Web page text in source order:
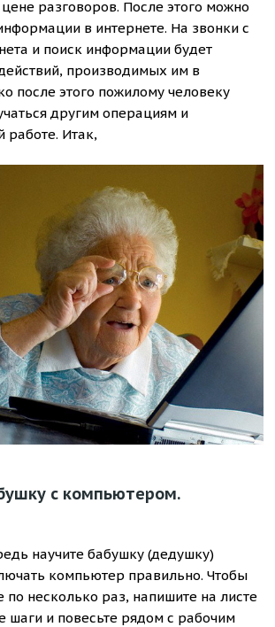
разговоров. После этого можно
в интернете. На звонки с
и поиск информации будет
производимых им в
после этого пожилому человеку
другим операциям и
работе. Итак,
с компьютером.
научите бабушку (дедушку)
компьютер правильно. Чтобы
по несколько раз, напишите на листе
шаги и повесьте рядом с рабочим